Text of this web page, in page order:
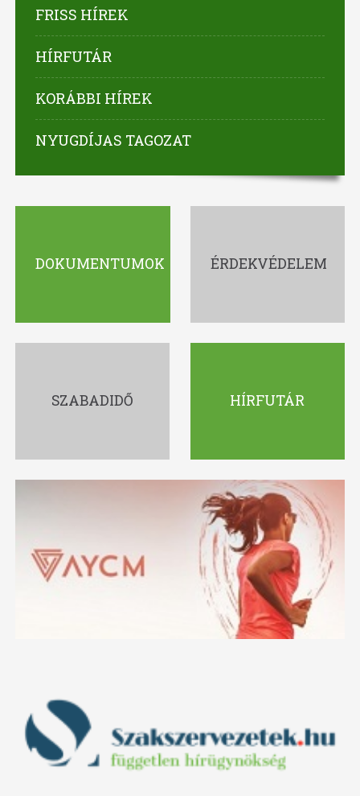
FRISS HÍREK
HÍRFUTÁR
KORÁBBI HÍREK
NYUGDÍJAS TAGOZAT
DOKUMENTUMOK ÉRDEKVÉDELEM
SZABADIDŐ HÍRFUTÁR